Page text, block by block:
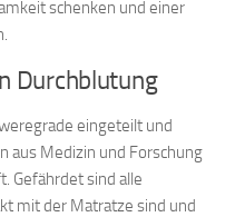
schenken und einer
Durchblutung
eingeteilt und
aus Medizin und Forschung
Gefährdet sind alle
mit der Matratze sind und